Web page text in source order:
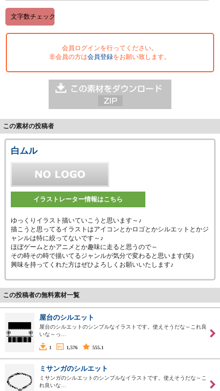
会員ログインを行ってください。
非会員の方は会員登録をお願い致します。
この素材の投稿者
白ムル
イラストレーター情報はこちら
ゆっくりイラスト描いていこうと思います～♪
描こうと思ってるイラストはアイコンとかロゴとかシルエットとかジ
ャンルは特に絞ってないです～♪
ほぼゲームとかアニメとか趣味に走ると思うので～
その時その時で描いてるジャンルが気分で変わると思います(笑)
興味を持ってくれた方はぜひよろしくお願いいたします♪
この投稿者の無料素材一覧
屋台のシルエット
屋台のシルエットのシンプルなイラストです。使えそうだな～これ良
いな～っ…
1 1,576 555.1
ミサンガのシルエット
ミサンガのシルエットのシンプルなイラストです。使えそうだな～こ
れ良いな…